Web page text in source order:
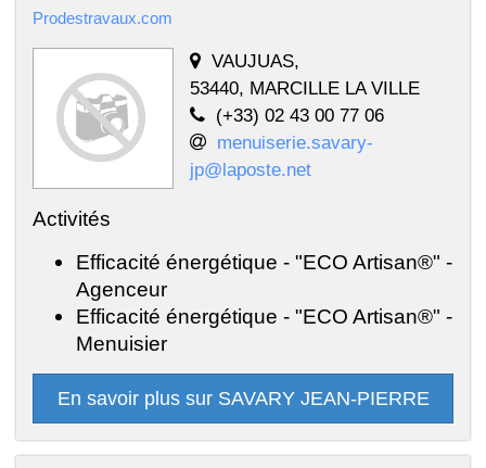
Prodestravaux.com
VAUJUAS,
53440, MARCILLE LA VILLE
(+33) 02 43 00 77 06
menuiserie.savary-
jp@laposte.net
Activités
Efficacité énergétique - "ECO Artisan®" -
Agenceur
Efficacité énergétique - "ECO Artisan®" -
Menuisier
En savoir plus sur SAVARY JEAN-PIERRE